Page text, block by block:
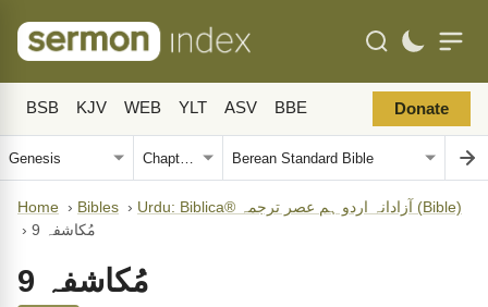
BSB KJV WEB YLT ASV BBE Donate
Home › Bibles ›
Urdu: Biblica® آزادانہ اردو ہم عصر ترجمہ (Bible)
›
مُکاشفہ 9
مُکاشفہ 9